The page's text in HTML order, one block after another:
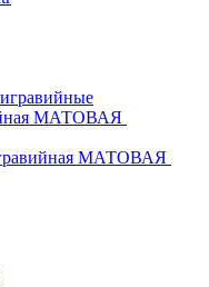
МАТОВАЯ
МАТОВАЯ